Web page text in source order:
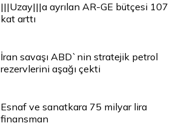
|||Uzay|||a ayrılan AR-GE bütçesi 107
kat arttı
İran savaşı ABD`nin stratejik petrol
rezervlerini aşağı çekti
Esnaf ve sanatkara 75 milyar lira
finansman